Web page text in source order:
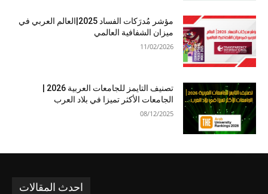
مؤشر مُدرَكات الفساد 2025|العالم العربي في
ميزان الشفافية العالمي
11/02/2026
الجامعات الأكثر تميزا في بلاد العرب
08/12/2025
احدث المقالات